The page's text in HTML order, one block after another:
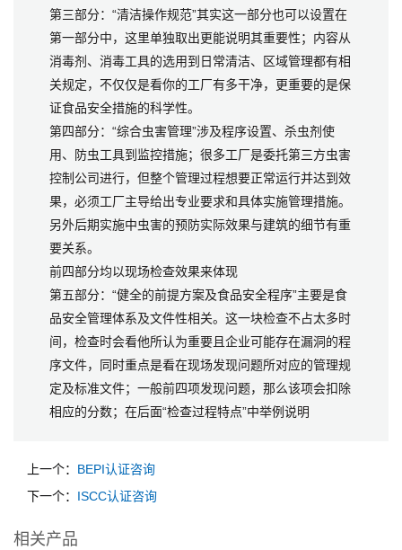
第三部分：“清洁操作规范”其实这一部分也可以设置在
第一部分中，这里单独取出更能说明其重要性；内容从
消毒剂、消毒工具的选用到日常清洁、区域管理都有相
关规定，不仅仅是看你的工厂有多干净，更重要的是保
证食品安全措施的科学性。
第四部分：“综合虫害管理”涉及程序设置、杀虫剂使
用、防虫工具到监控措施；很多工厂是委托第三方虫害
控制公司进行，但整个管理过程想要正常运行并达到效
果，必须工厂主导给出专业要求和具体实施管理措施。
另外后期实施中虫害的预防实际效果与建筑的细节有重
要关系。
前四部分均以现场检查效果来体现
第五部分：“健全的前提方案及食品安全程序”主要是食
品安全管理体系及文件性相关。这一块检查不占太多时
间，检查时会看他所认为重要且企业可能存在漏洞的程
序文件，同时重点是看在现场发现问题所对应的管理规
定及标准文件；一般前四项发现问题，那么该项会扣除
相应的分数；在后面“检查过程特点”中举例说明
上一个： BEPI认证咨询
下一个： ISCC认证咨询
相关产品